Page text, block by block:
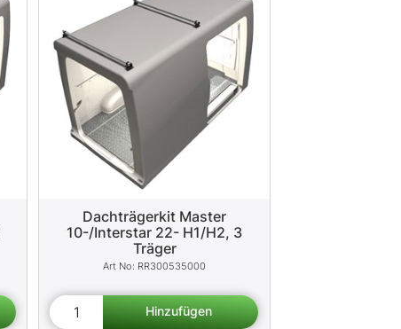
Dachträgerkit Master
10-/Interstar 22- H1/H2, 3
Träger
RR300535000